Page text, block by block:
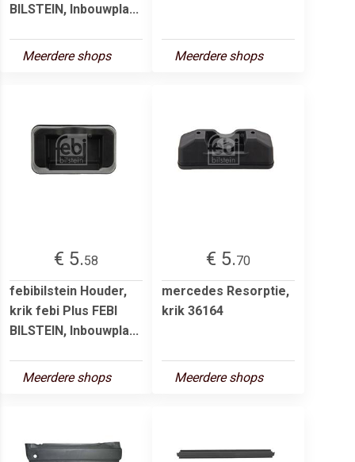
BILSTEIN, Inbouwpla...
Meerdere shops Meerdere shops
€ 5.58
febibilstein Houder,
krik febi Plus FEBI
BILSTEIN, Inbouwpla...
Meerdere shops
€ 5.70
mercedes Resorptie,
krik 36164
Meerdere shops